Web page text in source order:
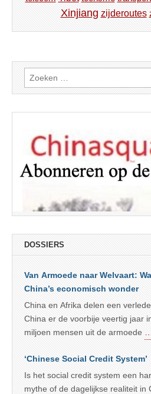
Xinjiang zijderoutes
Zoeken
naar:
DOSSIERS
Van Armoede naar Welvaart:
China’s economisch wonder
China en Afrika delen een
China er de voorbije veertig jaar
miljoen mensen uit de armoede
‘Chinese Social Credit System’
Is het social credit system een
mythe of de dagelijkse realiteit in